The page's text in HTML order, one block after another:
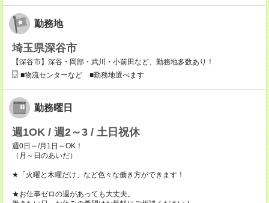
勤務地
埼玉県深谷市
【深谷市】深谷・岡部・武川・小前田など、勤務地多数あり！
■物流センターなど ■勤務地選べます
勤務曜日
週1OK / 週2～3 / 土日祝休
週0日～/月1日～OK！
（月～日のあいだ）
★「火曜と木曜だけ」など色々な働き方ができます！
★お仕事ゼロの週があっても大丈夫。